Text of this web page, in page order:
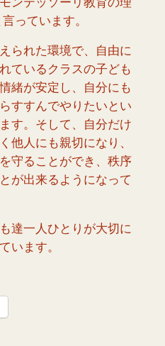
っています。
られた環境で、自由に
ているクラスの子ども
緒が安定し、自分にも
すすんでやりたいとい
す。そして、自分だけ
他人にも親切になり、
守ることができ、秩序
が出来るようになって
達一人ひとりが大切に
います。